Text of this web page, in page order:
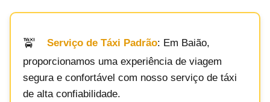
Serviço de Táxi Padrão: Em Baião,
proporcionamos uma experiência de viagem
segura e confortável com nosso serviço de táxi
de alta confiabilidade.